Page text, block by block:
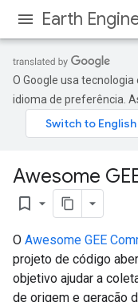
Earth
O Google usa
idioma de preferência.
Awesome
bookmark_border
O Awesome GEE
projeto de código
objetivo ajudar a
de origem e geração